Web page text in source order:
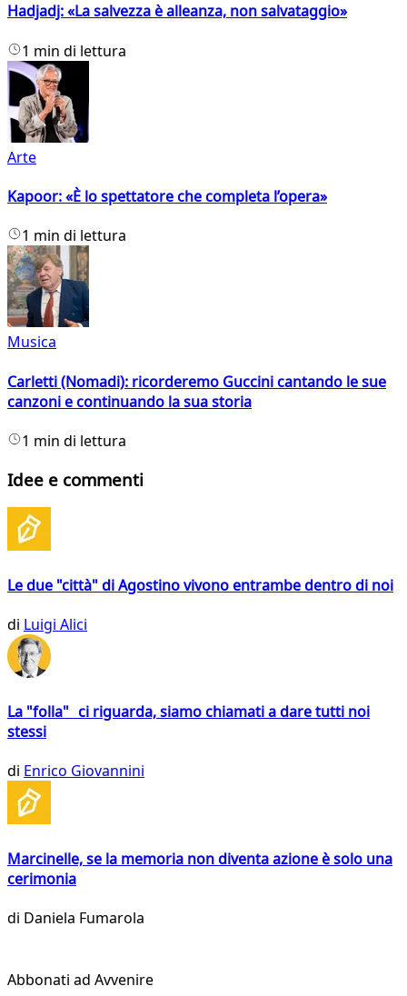
Hadjadj: «La salvezza è alleanza, non salvataggio»
1 min di lettura
Arte
Kapoor: «È lo spettatore che completa l’opera»
1 min di lettura
Musica
Carletti (Nomadi): ricorderemo Guccini cantando le sue
canzoni e continuando la sua storia
1 min di lettura
Idee e commenti
Le due "città" di Agostino vivono entrambe dentro di noi
di Luigi Alici
La "folla" ci riguarda, siamo chiamati a dare tutti noi
stessi
di Enrico Giovannini
Marcinelle, se la memoria non diventa azione è solo una
cerimonia
di Daniela Fumarola
Abbonati ad Avvenire